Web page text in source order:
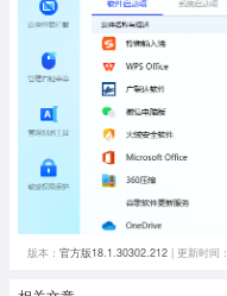
版本： 官方版18.1.30302.212| 更新时间：